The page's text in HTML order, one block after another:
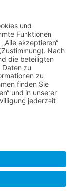
Preise
Strange .
modified eCommerce